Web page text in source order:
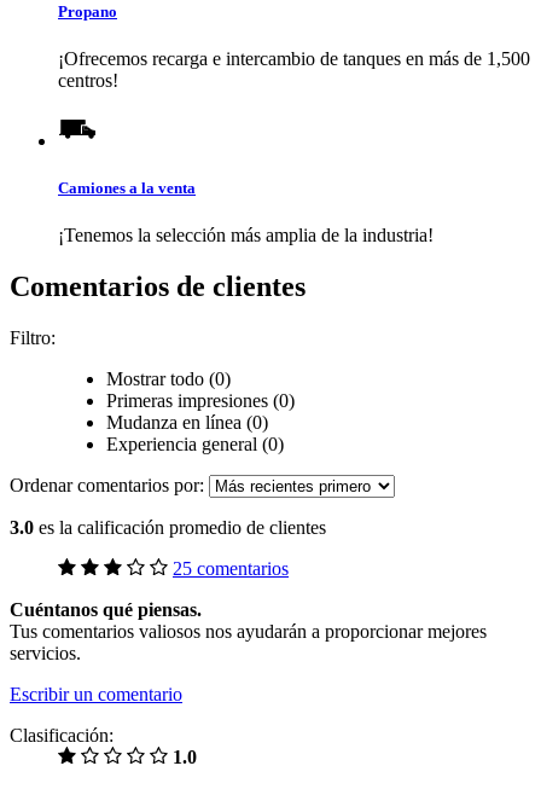
Propano
¡Ofrecemos recarga e intercambio de tanques en más de 1,500
centros!
Camiones a la venta
¡Tenemos la selección más amplia de la industria!
Comentarios de clientes
Filtro:
Mostrar todo (0)
Primeras impresiones (0)
Mudanza en línea (0)
Experiencia general (0)
Ordenar comentarios por:
3.0 es la calificación promedio de clientes
25 comentarios
Cuéntanos qué piensas.
Tus comentarios valiosos nos ayudarán a proporcionar mejores
servicios.
Escribir un comentario
Clasificación:
1.0